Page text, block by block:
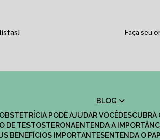
Faça seu
BLOG
PODE AJUDAR VOCÊ
DE TESTOSTERONA
ENTENDA A
BENEFÍCIOS IMPORTANTES
ENTENDA O